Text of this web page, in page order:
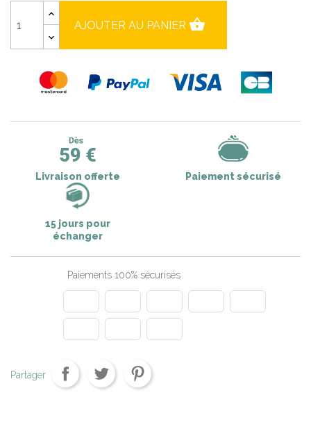
AJOUTER AU PANIER shopping_basket
Livraison offerte Paiement sécurisé
15 jours pour
échanger
Paiements 100% sécurisés
Partager